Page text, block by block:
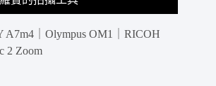
A7m4｜Olympus OM1｜RICOH
2 Zoom